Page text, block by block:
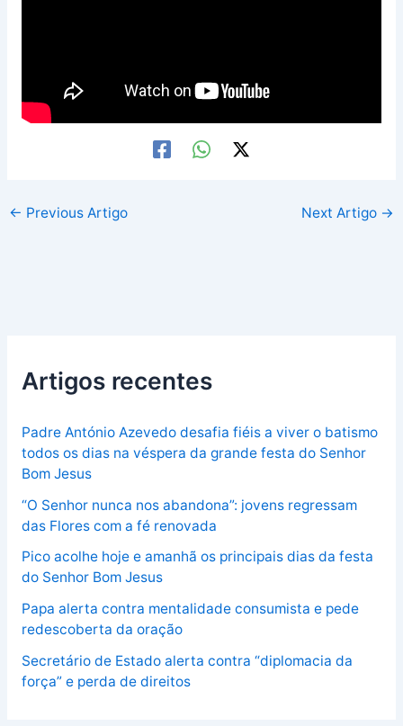
← Previous Artigo Next Artigo →
Artigos recentes
Padre António Azevedo desafia fiéis a viver o batismo
todos os dias na véspera da grande festa do Senhor
Bom Jesus
“O Senhor nunca nos abandona”: jovens regressam
das Flores com a fé renovada
Pico acolhe hoje e amanhã os principais dias da festa
do Senhor Bom Jesus
Papa alerta contra mentalidade consumista e pede
redescoberta da oração
Secretário de Estado alerta contra “diplomacia da
força” e perda de direitos